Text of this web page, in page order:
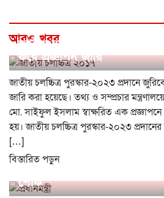
আরও খবর
জাতীয় চলচ্চিত্র পুরস্কার-২০২৩
করে প্রজ্ঞাপন জারি
জাতীয় চলচ্চিত্র পুরস্কার-২০২৩ প্রদানে
জারি করা হয়েছে। তথ্য ও সম্প্রচার
মো. সাইফুল ইসলাম স্বাক্ষরিত এক
হয়। জাতীয় চলচ্চিত্র পুরস্কার-২০২৩
[…]
বিস্তারিত পড়ুন
শোক